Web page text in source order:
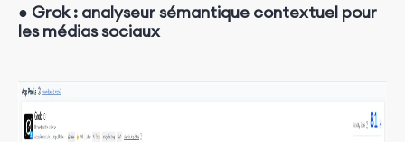
● Grok : analyseur sémantique contextuel pour
les médias sociaux